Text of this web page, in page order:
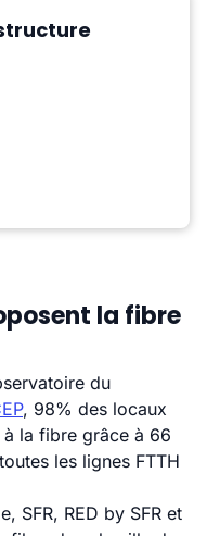
la fibre
du
, 98% des locaux
la fibre grâce à 66
les lignes FTTH
SFR, RED by SFR et